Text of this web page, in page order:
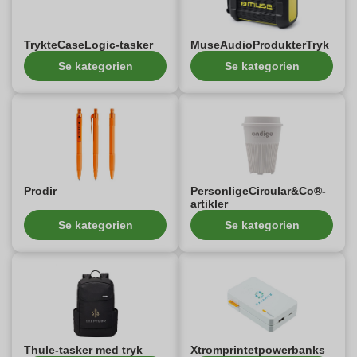
TrykteCaseLogic-tasker
Se kategorien
MuseAudioProdukterTryk
Se kategorien
Prodir
Se kategorien
PersonligeCircular&Co®-
artikler
Se kategorien
Thule-tasker med tryk
Xtromprintetpowerbanks